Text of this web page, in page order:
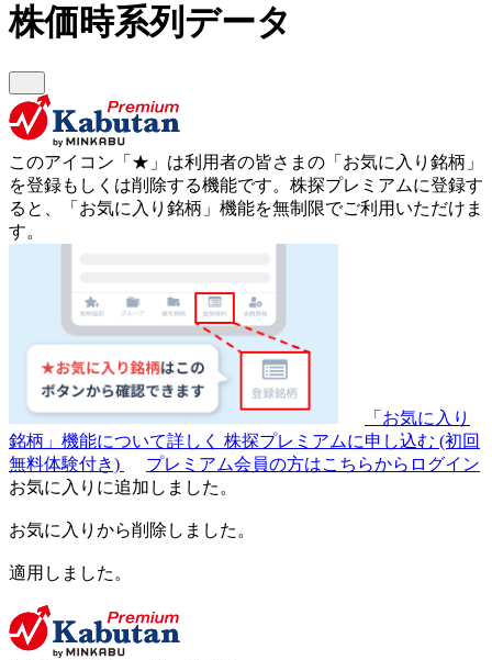
株価時系列データ
このアイコン 「★」 は利用者の皆さまの 「お気に入り銘柄」
を登録もしくは削除する機能です。 株探プレミアムに登録す
ると、「お気に入り銘柄」機能を無制限でご利用いただけま
す。
「お気に入り
銘柄」機能について詳しく 株探プレミアムに申し込む (初回
無料体験付き)
プレミアム会員の方はこちらからログイン
お気に入りに追加しました。
お気に入りから削除しました。
適用しました。